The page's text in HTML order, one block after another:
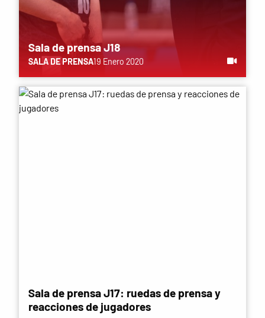
Sala de prensa J18
SALA DE PRENSA19 Enero 2020
Sala de prensa J17: ruedas de prensa y
reacciones de jugadores